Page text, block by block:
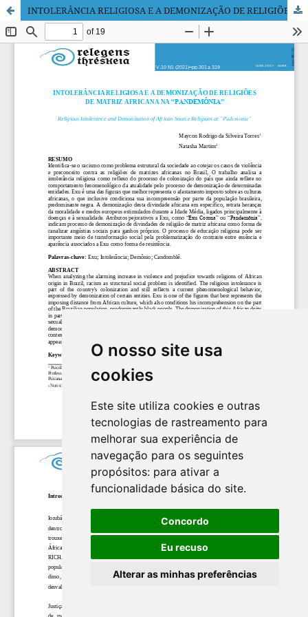
O nosso site usa
cookies
Este site utiliza cookies e outras
tecnologias de rastreamento para
melhorar sua experiência de
navegação para os seguintes
propósitos: para ativar a
funcionalidade básica do site.
Concordo
Eu recuso
Alterar as minhas preferências
INTOLERÂNCIA RELIGIOSA E A DEMONIZAÇÃO DE RELIGIÕES DE MATRIZ AFRICANA NA “PANDEMÔNIA”